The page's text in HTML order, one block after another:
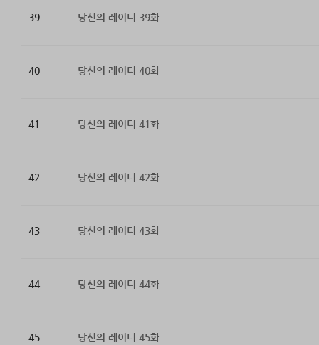
39 당신의 레이디 39화
40 당신의 레이디 40화
41 당신의 레이디 41화
42 당신의 레이디 42화
43 당신의 레이디 43화
44 당신의 레이디 44화
45 당신의 레이디 45화